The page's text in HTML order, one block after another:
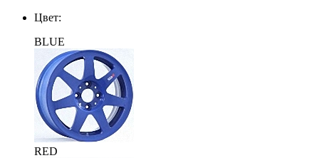
Цвет:
BLUE
RED